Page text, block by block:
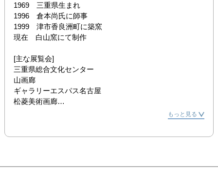
1969　三重県生まれ
1996　倉本尚氏に師事
1999　津市香良洲町に築窯
現在　白山窯にて制作
[主な展覧会]
三重県総合文化センター
山画廊
ギャラリーエスパス名古屋
松菱美術画廊
art space morgenrot
もっと見る